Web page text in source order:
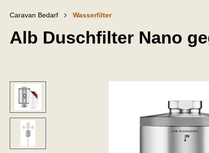
Caravan Bedarf Wasserfilter
Alb Duschfilter Nano